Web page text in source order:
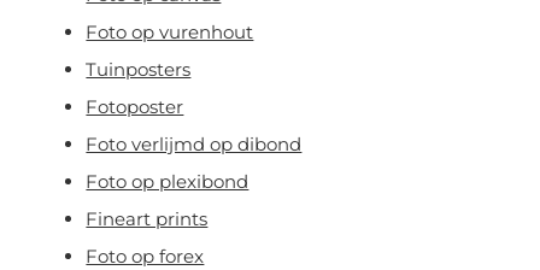
Foto op vurenhout
Tuinposters
Fotoposter
Foto verlijmd op dibond
Foto op plexibond
Fineart prints
Foto op forex